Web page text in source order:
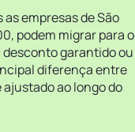
empresas de São
podem migrar para o
garantido ou
diferença entre
ao longo do